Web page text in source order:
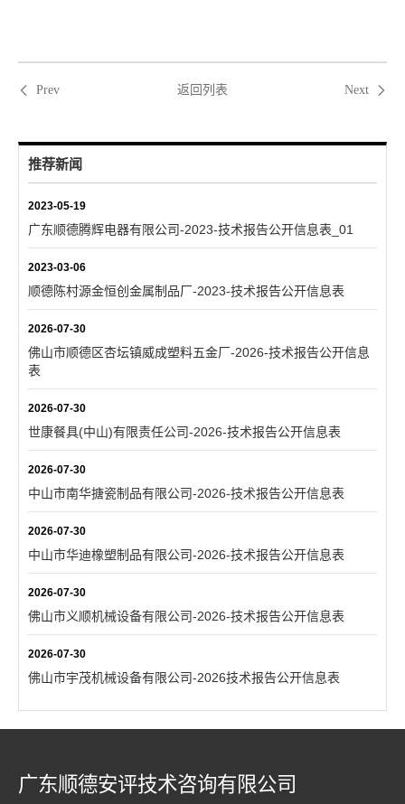
Prev 返回列表 Next
推荐新闻
2023-05-19
广东顺德腾辉电器有限公司-2023-技术报告公开信息表_01
2023-03-06
顺德陈村源金恒创金属制品厂-2023-技术报告公开信息表
2026-07-30
佛山市顺德区杏坛镇威成塑料五金厂-2026-技术报告公开信息
表
2026-07-30
世康餐具(中山)有限责任公司-2026-技术报告公开信息表
2026-07-30
中山市南华搪瓷制品有限公司-2026-技术报告公开信息表
2026-07-30
中山市华迪橡塑制品有限公司-2026-技术报告公开信息表
2026-07-30
佛山市义顺机械设备有限公司-2026-技术报告公开信息表
2026-07-30
佛山市宇茂机械设备有限公司-2026技术报告公开信息表
广东顺德安评技术咨询有限公司